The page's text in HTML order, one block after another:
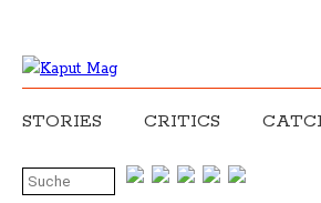
STORIES CRITICS